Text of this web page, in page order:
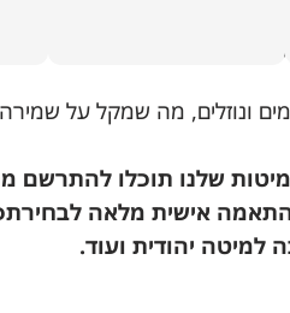
ונוזלים, מה שמקל על
שלנו תוכלו להתרשם
אישית מלאה
יהודית ועוד.